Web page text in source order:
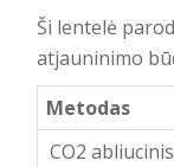
Ši lentelė
atjauninimo
Metodas
CO2 abliucinis